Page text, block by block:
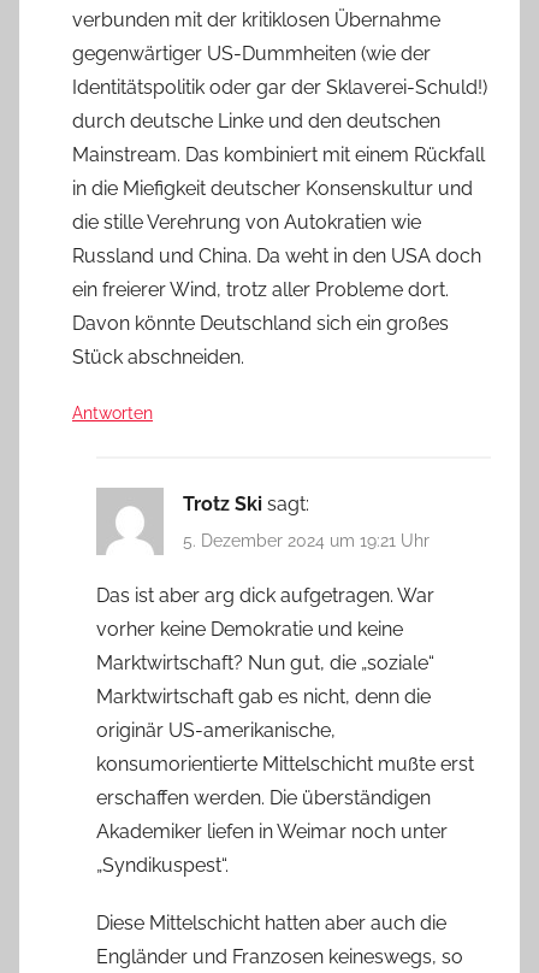
verbunden mit der kritiklosen Übernahme
gegenwärtiger US-Dummheiten (wie der
Identitätspolitik oder gar der Sklaverei-Schuld!)
durch deutsche Linke und den deutschen
Mainstream. Das kombiniert mit einem Rückfall
in die Miefigkeit deutscher Konsenskultur und
die stille Verehrung von Autokratien wie
Russland und China. Da weht in den USA doch
ein freierer Wind, trotz aller Probleme dort.
Davon könnte Deutschland sich ein großes
Stück abschneiden.
Antworten
Trotz Ski sagt:
5. Dezember 2024 um 19:21 Uhr
Das ist aber arg dick aufgetragen. War
vorher keine Demokratie und keine
Marktwirtschaft? Nun gut, die „soziale“
Marktwirtschaft gab es nicht, denn die
originär US-amerikanische,
konsumorientierte Mittelschicht mußte erst
erschaffen werden. Die überständigen
Akademiker liefen in Weimar noch unter
„Syndikuspest“.
Diese Mittelschicht hatten aber auch die
Engländer und Franzosen keineswegs, so